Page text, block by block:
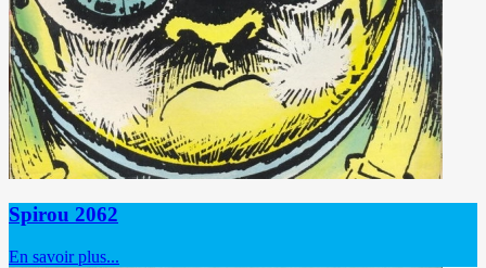
Spirou 2062
En savoir plus...